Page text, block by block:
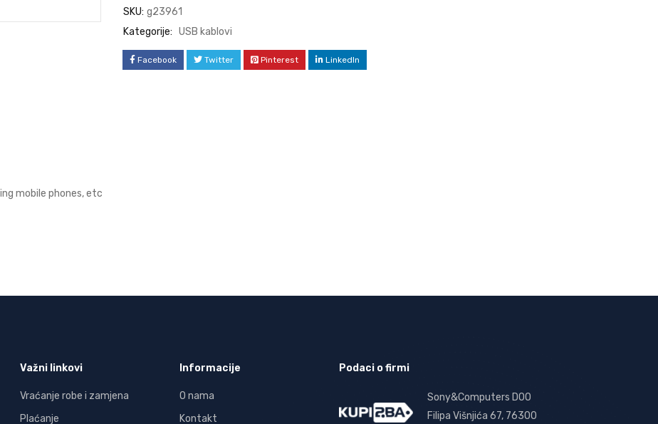
SKU: g23961
Kategorije: USB kablovi
Facebook Twitter Pinterest LinkedIn
mobile phones, etc
Važni linkovi
Vraćanje robe i zamjena
Plaćanje
Informacije
O nama
Kontakt
Podaci o firmi
Sony&Computers DOO
Filipa Višnjića 67, 76300